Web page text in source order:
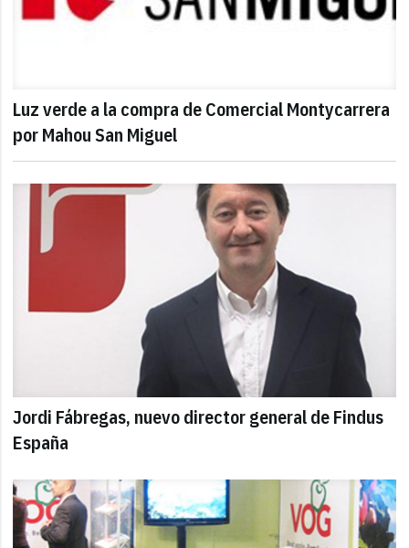
Luz verde a la compra de Comercial Montycarrera
por Mahou San Miguel
Jordi Fábregas, nuevo director general de Findus
España